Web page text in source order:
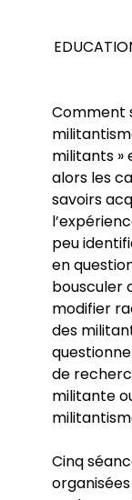
Partenaires
Contrats
CIFRE
COFRA
Réseaux
ED
thèse
La
Comment
militants »
alors les
savoirs
peu
en
bousculer
modifier
des
de
militante
Cinq